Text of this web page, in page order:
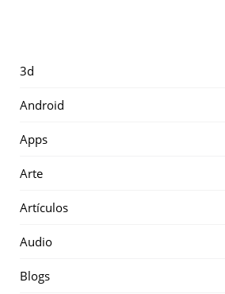
3d
Android
Apps
Arte
Artículos
Audio
Blogs